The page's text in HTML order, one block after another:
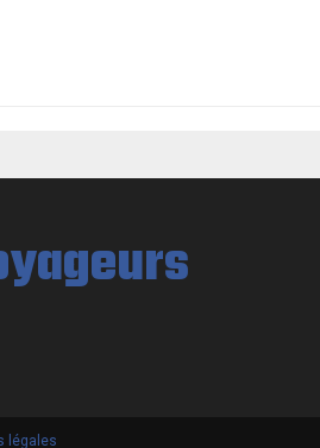
légales